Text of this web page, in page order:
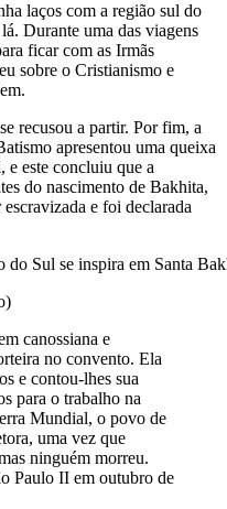
laços com a região sul do
Durante uma das viagens
ficar com as Irmãs
sobre o Cristianismo e
recusou a partir. Por fim, a
apresentou uma queixa
e este concluiu que a
do nascimento de Bakhita,
e foi declarada
canossiana e
no convento. Ela
e contou-lhes sua
para o trabalho na
Mundial, o povo de
uma vez que
ninguém morreu.
Paulo II em outubro de